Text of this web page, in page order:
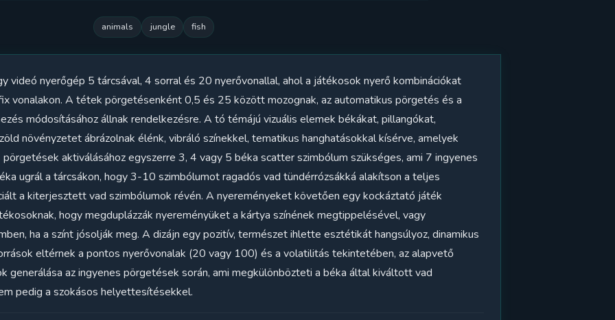
animals jungle fish
videó nyerőgép 5 tárcsával, 4 sorral és 20 nyerővonallal, ahol a játékosok nyerő kombinációkat
vonalakon. A tétek pörgetésenként 0,5 és 25 között mozognak, az automatikus pörgetés és a
módosításához állnak rendelkezésre. A tó témájú vizuális elemek békákat, pillangókat,
növényzetet ábrázolnak élénk, vibráló színekkel, tematikus hanghatásokkal kísérve, amelyek
aktiválásához egyszerre 3, 4 vagy 5 béka scatter szimbólum szükséges, ami 7 ingyenes
ugrál a tárcsákon, hogy 3-10 szimbólumot ragadós vad tündérrózsákká alakítson a teljes
a kiterjesztett vad szimbólumok révén. A nyereményeket követően egy kockáztató játék
hogy megduplázzák nyereményüket a kártya színének megtippelésével, vagy
ha a színt jósolják meg. A dizájn egy pozitív, természet ihlette esztétikát hangsúlyoz, dinamikus
eltérnek a pontos nyerővonalak (20 vagy 100) és a volatilitás tekintetében, az alapvető
generálása az ingyenes pörgetések során, ami megkülönbözteti a béka által kiváltott vad
pedig a szokásos helyettesítésekkel.